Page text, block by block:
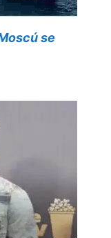
se